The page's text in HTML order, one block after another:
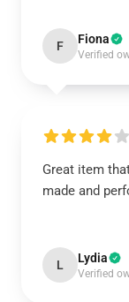
F Fiona
Verified
Great item
made and
L Lydia
Verified